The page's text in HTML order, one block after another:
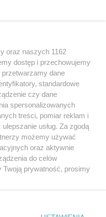
korzystania z portali
Skontaktuj sięz nami
Kontakt
Wydawca
Redakcja
oraz naszych 1162
dostęp i przechowujemy
dane
standardowe
czy dane
spersonalizowanych
treści, pomiar reklam i
usług. Za zgodą
możemy używać
oraz aktywnie
do celów
Twoją prywatność, prosimy
dolnym rogu strony